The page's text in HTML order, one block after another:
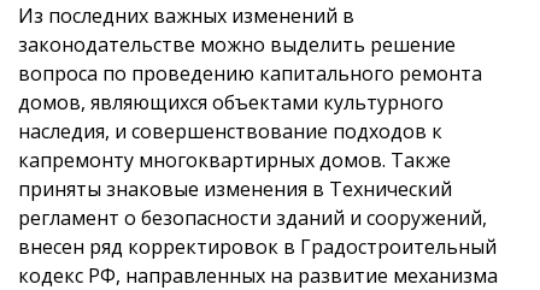
Из последних важных изменений в
законодательстве можно выделить решение
вопроса по проведению капитального ремонта
домов, являющихся объектами культурного
наследия, и совершенствование подходов к
капремонту многоквартирных домов. Также
приняты знаковые изменения в Технический
регламент о безопасности зданий и сооружений,
внесен ряд корректировок в Градостроительный
кодекс РФ, направленных на развитие механизма